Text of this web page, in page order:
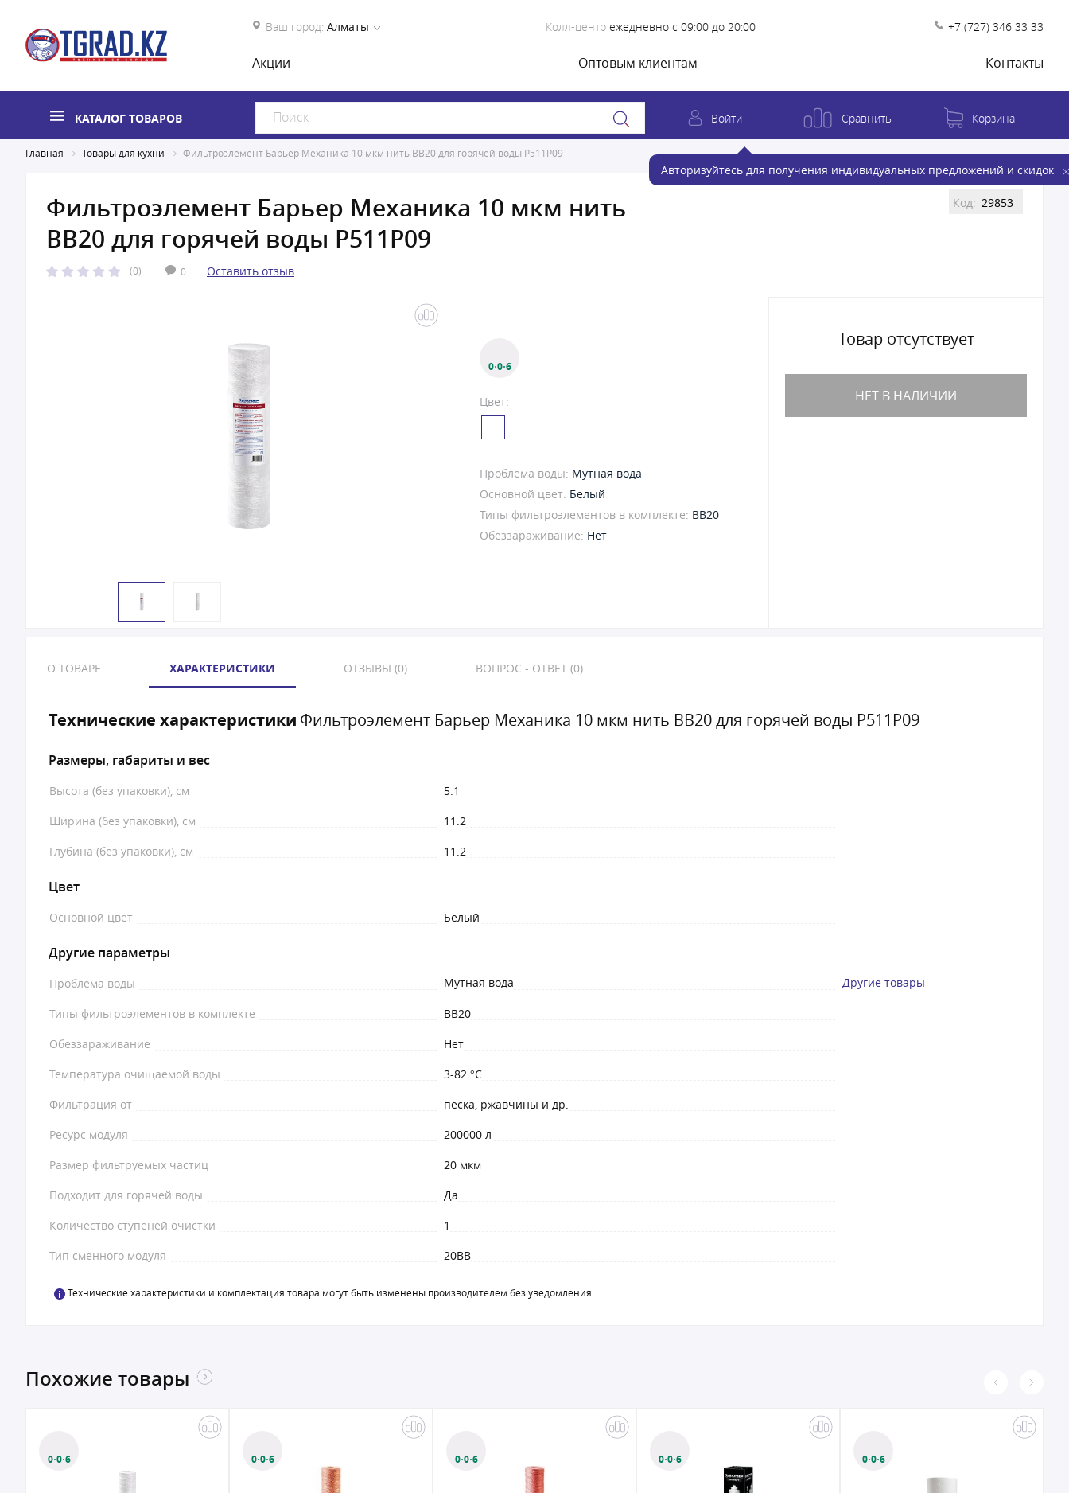
Ваш город: Алматы Колл-центр ежедневно с 09:00 до 20:00 +7 (727) 346 33 33
Акции Оптовым клиентам Контакты
КАТАЛОГ ТОВАРОВ Войти
Авторизуйтесь для получения индивидуальных предложений и скидок
Сравнить Корзина
Главная Товары для кухни Фильтроэлемент Барьер Механика 10 мкм нить BB20 для горячей воды Р511Р09
Фильтроэлемент Барьер Механика 10 мкм нить
BB20 для горячей воды Р511Р09
(0) 0 Оставить отзыв
Код: 29853
0·0·6
Цвет:
Проблема воды: Мутная вода
Основной цвет: Белый
Типы фильтроэлементов в комплекте: BB20
Обеззараживание: Нет
Товар отсутствует
НЕТ В НАЛИЧИИ
О ТОВАРЕ ХАРАКТЕРИСТИКИ ОТЗЫВЫ (0) ВОПРОС - ОТВЕТ (0)
Технические характеристики Фильтроэлемент Барьер Механика 10 мкм нить BB20 для горячей воды Р511Р09
Размеры, габариты и вес
Высота (без упаковки), см
5.1
Ширина (без упаковки), см
11.2
Глубина (без упаковки), см
11.2
Цвет
Основной цвет Белый
Другие параметры
Проблема воды Мутная вода Другие товары
Типы фильтроэлементов в комплекте
BB20
Обеззараживание
Нет
Температура очищаемой воды
3-82 °С
Фильтрация от
песка, ржавчины и др.
Ресурс модуля
200000 л
Размер фильтруемых частиц
20 мкм
Подходит для горячей воды
Да
Количество ступеней очистки
1
Тип сменного модуля
20BB
Технические характеристики и комплектация товара могут быть изменены производителем без уведомления.
Похожие товары
0·0·6 0·0·6 0·0·6 0·0·6 0·0·6